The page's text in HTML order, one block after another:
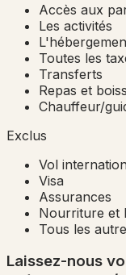
Accès aux
Les activités
Toutes les
Transferts
Repas et
Chauffeur/
Exclus
Vol
Visa
Assurances
Nourriture et
Tous les
Laissez-nous